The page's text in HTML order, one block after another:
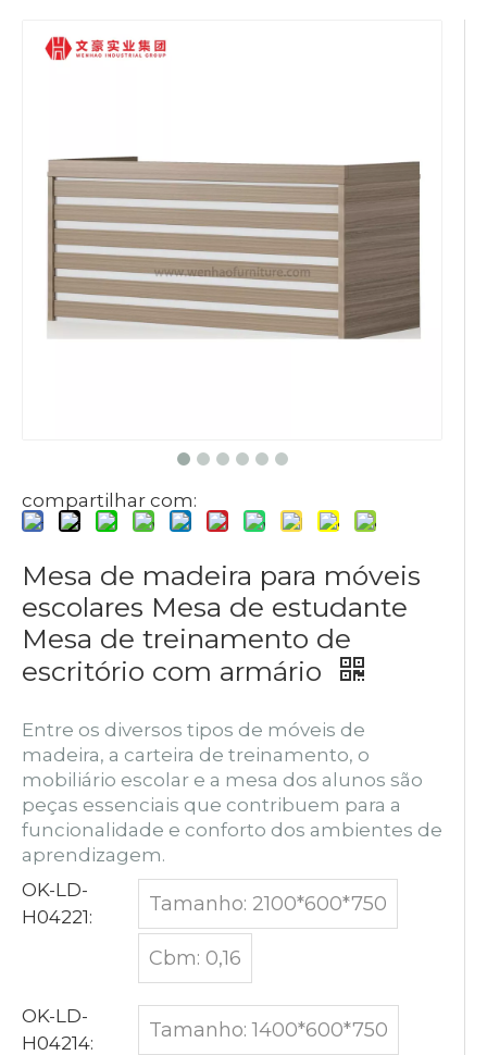
compartilhar com:
Mesa de madeira para móveis
escolares Mesa de estudante
Mesa de treinamento de
escritório com armário
Entre os diversos tipos de móveis de
madeira, a carteira de treinamento, o
mobiliário escolar e a mesa dos alunos são
peças essenciais que contribuem para a
funcionalidade e conforto dos ambientes de
aprendizagem.
OK-LD-
H04221:
Tamanho: 2100*600*750
Cbm: 0,16
OK-LD-
H04214:
Tamanho: 1400*600*750